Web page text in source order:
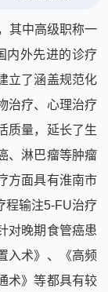
其中高级职称一
内外先进的诊疗
立了涵盖规范化
治疗、心理治疗
质量，延长了生
、淋巴瘤等肿瘤
方面具有淮南市
程输注5-FU治疗
对晚期食管癌患
入术》、《高频
术》等都具有较